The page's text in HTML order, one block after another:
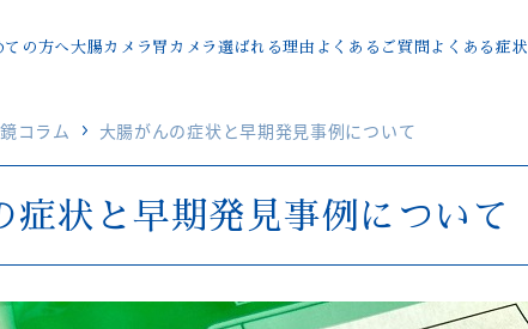
ての方へ大腸カメラ 胃カメラ 選ばれる理由 よくあるご質問よくある症状
コラム 大腸がんの症状と早期発見事例について
症状と早期発見事例について